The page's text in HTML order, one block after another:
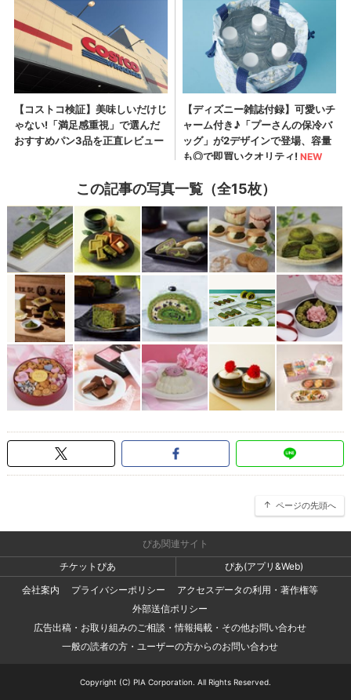
この記事の写真一覧（全15枚）
ページの先頭へ
ぴあ関連サイト
チケットぴあ
ぴあ(アプリ&Web)
会社案内
プライバシーポリシー
アクセスデータの利用・著作権等
外部送信ポリシー
広告出稿・お取り組みのご相談・情報掲載・その他お問い合わせ
一般の読者の方・ユーザーの方からのお問い合わせ
Copyright (C) PIA Corporation. All Rights Reserved.